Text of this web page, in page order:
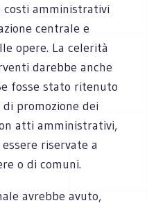
amministrativi
centrale e
opere. La celerità
darebbe anche
fosse stato ritenuto
promozione dei
atti amministrativi,
riservate a
o di comuni.
avrebbe avuto,